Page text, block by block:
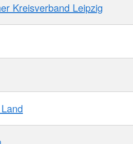
Kreisverband Leipzig